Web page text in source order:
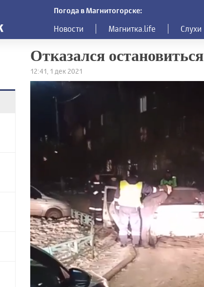
Погода в Магнитогорске:
Новости Магнитка.life Слухи
Отказался остановиться
12:41, 1 дек 2021